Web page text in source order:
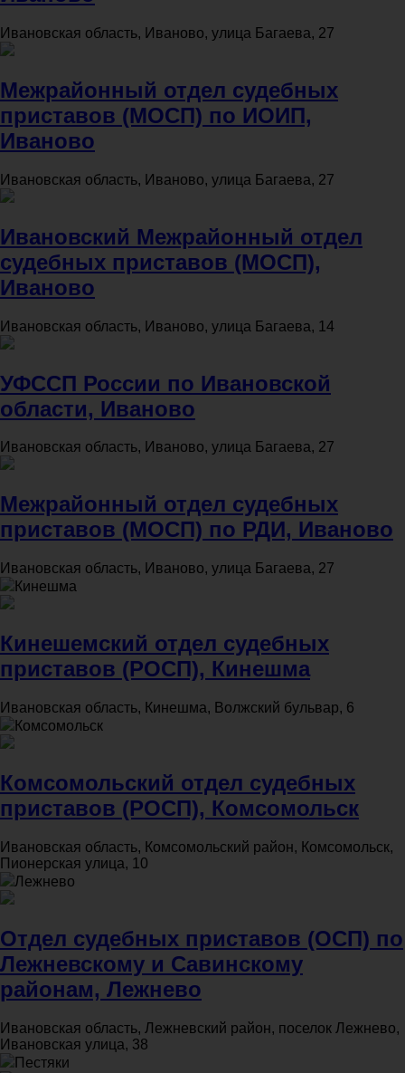
Ивановская область, Иваново, улица Багаева, 27
Межрайонный отдел судебных
приставов (МОСП) по ИОИП,
Иваново
Ивановская область, Иваново, улица Багаева, 27
Ивановский Межрайонный отдел
судебных приставов (МОСП),
Иваново
Ивановская область, Иваново, улица Багаева, 14
УФССП России по Ивановской
области, Иваново
Ивановская область, Иваново, улица Багаева, 27
Межрайонный отдел судебных
приставов (МОСП) по РДИ, Иваново
Ивановская область, Иваново, улица Багаева, 27
Кинешма
Кинешемский отдел судебных
приставов (РОСП), Кинешма
Ивановская область, Кинешма, Волжский бульвар, 6
Комсомольск
Комсомольский отдел судебных
приставов (РОСП), Комсомольск
Ивановская область, Комсомольский район, Комсомольск,
Пионерская улица, 10
Лежнево
Отдел судебных приставов (ОСП) по
Лежневскому и Савинскому
районам, Лежнево
Ивановская область, Лежневский район, поселок Лежнево,
Ивановская улица, 38
Пестяки